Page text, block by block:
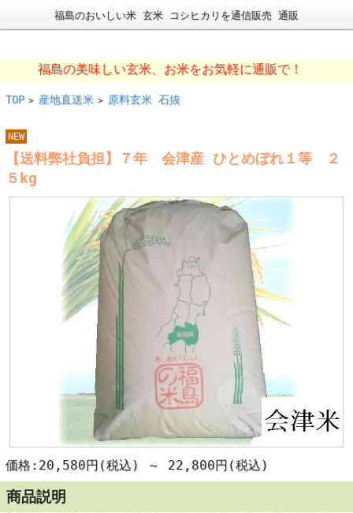
福島のおいしい米 玄米 コシヒカリを通信販売 通販
福島の美味しい玄米、お米をお気軽に通販で！
TOP > 産地直送米 > 原料玄米 石抜
NEW
【送料弊社負担】７年 会津産 ひとめぼれ１等 ２
５kg
価格:20,580円(税込) ～ 22,800円(税込)
商品説明